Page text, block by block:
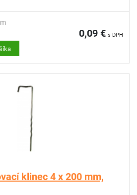
0,09 € s DPH
klinec 4 x 200 mm,